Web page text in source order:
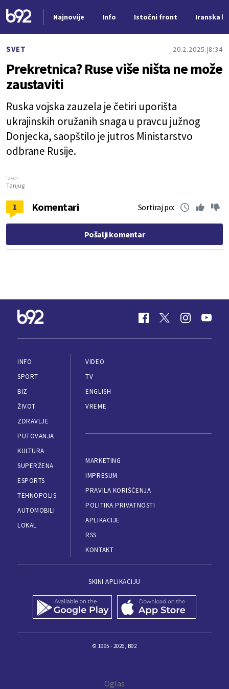
Najnovije Info Istočni front Iranska
SVET 20.2.2025. 8:34
Prekretnica? Ruse više ništa ne može
zaustaviti
Ruska vojska zauzela je četiri uporišta
ukrajinskih oružanih snaga u pravcu južnog
Donjecka, saopštilo je jutros Ministarstvo
odbrane Rusije.
Izvor:
Tanjug
1 Komentari Sortiraj po:
Pošalji komentar
INFO
SPORT
BIZ
ŽIVOT
ZDRAVLJE
PUTOVANJA
KULTURA
SUPERŽENA
ESPORTS
TEHNOPOLIS
AUTOMOBILI
LOKAL
VIDEO
TV
ENGLISH
VREME
MARKETING
IMPRESUM
PRAVILA KORIŠĆENJA
POLITIKA PRIVATNOSTI
APLIKACIJE
RSS
KONTAKT
SKINI APLIKACIJU
© 1995 - 2026, B92